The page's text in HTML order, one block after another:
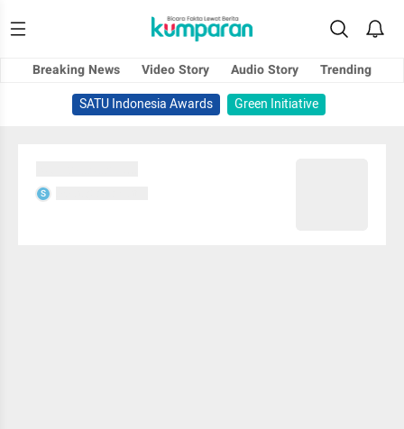
Breaking News Video Story Audio Story
Trending
SATU Indonesia Awards
Green Initiative
S